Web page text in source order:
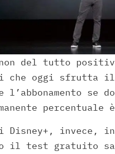
del tutto
che oggi sfrutta
l’abbonamento se
percentuale
invece,
il test gratuito